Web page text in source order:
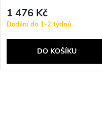
1 476 Kč
Dodání do 1-2 týdnů
DO KOŠÍKU